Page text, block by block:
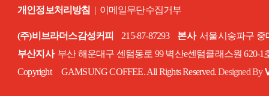
개인정보처리방침 | 이메일무단수집거부
(주)비브라더스감성커피 215-87-87293 본사서울시송파구 중
부산지사부산 해운대구 센텀동로 99 벽산e센텀클래스원 620-1
Copyright GAMSUNG COFFEE. All Rights Reserved.Designed By